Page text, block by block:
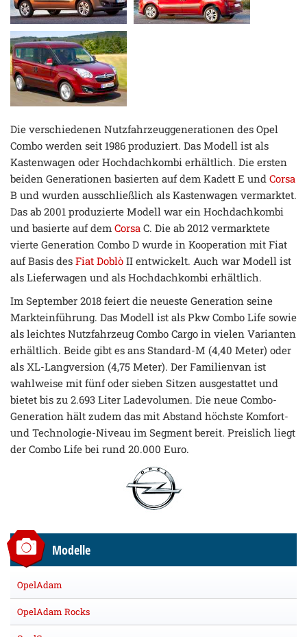
Die verschiedenen Nutzfahrzeuggenerationen des Opel
Combo werden seit 1986 produziert. Das Modell ist als
Kastenwagen oder Hochdachkombi erhältlich. Die ersten
beiden Generationen basierten auf dem Kadett E und Corsa
B und wurden ausschließlich als Kastenwagen vermarktet.
Das ab 2001 produzierte Modell war ein Hochdachkombi
und basierte auf dem Corsa C. Die ab 2012 vermarktete
vierte Generation Combo D wurde in Kooperation mit Fiat
auf Basis des Fiat Doblò II entwickelt. Auch war Modell ist
als Lieferwagen und als Hochdachkombi erhältlich.
Im September 2018 feiert die neueste Generation seine
Markteinführung. Das Modell ist als Pkw Combo Life sowie
als leichtes Nutzfahrzeug Combo Cargo in vielen Varianten
erhältlich. Beide gibt es ans Standard-M (4,40 Meter) oder
als XL-Langversion (4,75 Meter). Der Familienvan ist
wahlweise mit fünf oder sieben Sitzen ausgestattet und
bietet bis zu 2.693 Liter Ladevolumen. Die neue Combo-
Generation hält zudem das mit Abstand höchste Komfort-
und Technologie-Niveau im Segment bereit. Preislich liegt
der Combo Life bei rund 20.000 Euro.
Modelle
OpelAdam
OpelAdam Rocks